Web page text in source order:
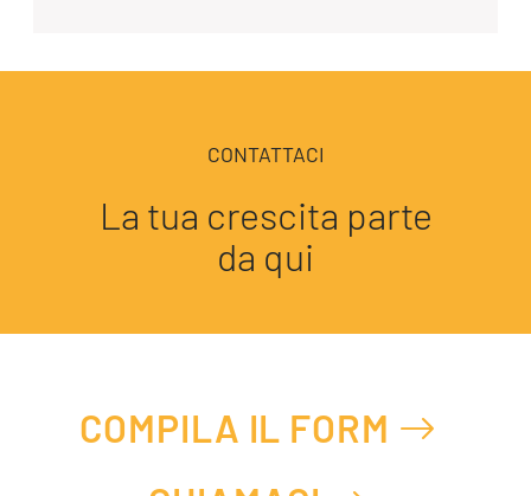
CONTATTACI
La tua crescita parte
da qui
COMPILA IL FORM